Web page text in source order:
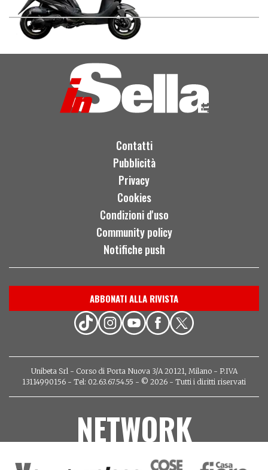
Contatti
Pubblicità
Privacy
Cookies
Condizioni d'uso
Community policy
Notifiche push
ABBONATI ALLA RIVISTA
Unibeta Srl - Corso di Porta Nuova 3/A 20121, Milano - P.IVA
13114990156 - Tel: 02.63.67.54.55 - © 2026 - Tutti i diritti riservati
NETWORK